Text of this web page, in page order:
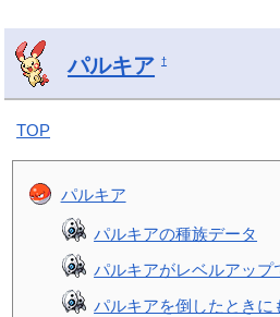
パルキア †
TOP
パルキア
パルキアの種族データ
パルキアがレベルアップ
パルキアを倒したときに